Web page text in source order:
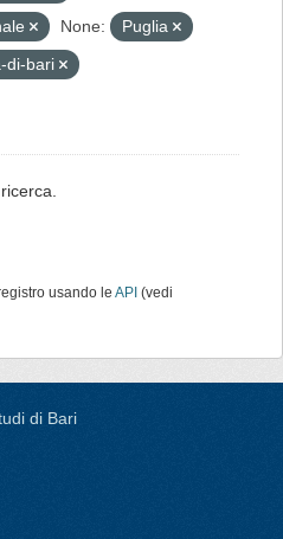
None:
Puglia
di-bari
usando le API (vedi
di Bari